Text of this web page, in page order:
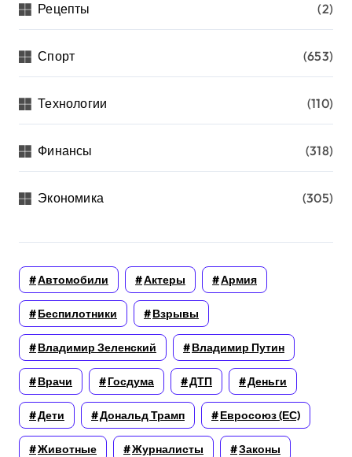
Рецепты (2)
Спорт (653)
Технологии (110)
Финансы (318)
Экономика (305)
Автомобили Актеры Армия
Беспилотники Взрывы
Владимир Зеленский Владимир Путин
Врачи Госдума ДТП Деньги
Дети Дональд Трамп Евросоюз (ЕС)
Животные Журналисты Законы